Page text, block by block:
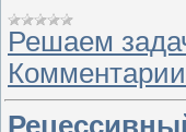
Решаем